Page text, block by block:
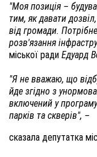
"Моя позиція –
тим, як давати
від громади.
розв'язання
міської ради Едуард
"Я не вважаю, що
йде згідно з
включений у
парків та скверів", –
сказала депутатка